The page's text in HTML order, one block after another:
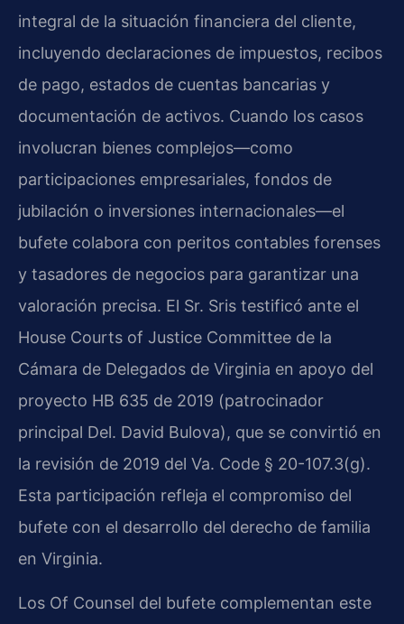
integral de la situación financiera del cliente,
incluyendo declaraciones de impuestos, recibos
de pago, estados de cuentas bancarias y
documentación de activos. Cuando los casos
involucran bienes complejos—como
participaciones empresariales, fondos de
jubilación o inversiones internacionales—el
bufete colabora con peritos contables forenses
y tasadores de negocios para garantizar una
valoración precisa. El Sr. Sris testificó ante el
House Courts of Justice Committee de la
Cámara de Delegados de Virginia en apoyo del
proyecto HB 635 de 2019 (patrocinador
principal Del. David Bulova), que se convirtió en
la revisión de 2019 del Va. Code § 20-107.3(g).
Esta participación refleja el compromiso del
bufete con el desarrollo del derecho de familia
en Virginia.
Los Of Counsel del bufete complementan este